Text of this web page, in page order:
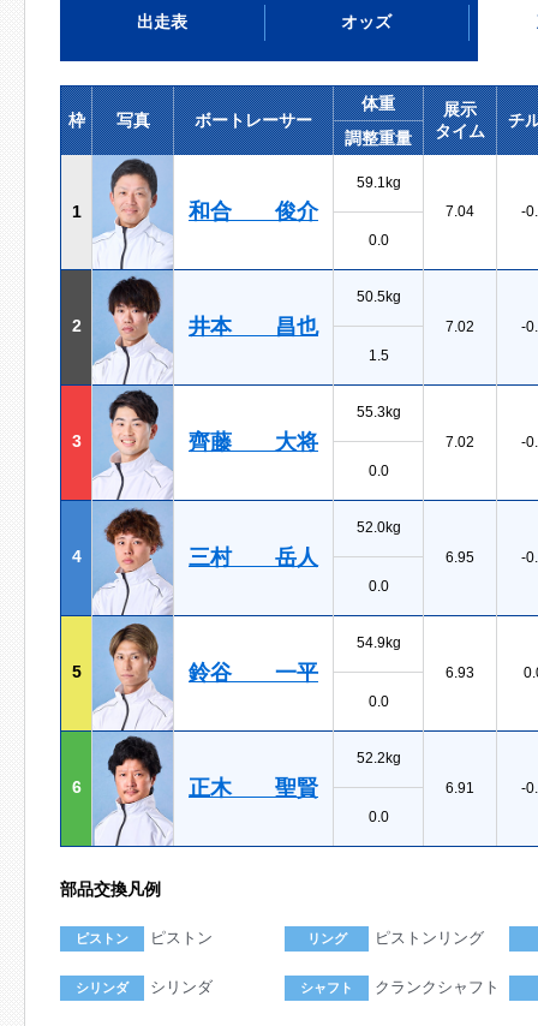
出走表 オッズ
枠 写真 ボートレーサー
体重
展示
タイム
チ
調整重量
1 和合 俊介
59.1kg
7.04
-
0.0
2 井本 昌也
50.5kg
7.02
-
1.5
3 齊藤 大将
55.3kg
7.02
-
0.0
4 三村 岳人
52.0kg
6.95
-
0.0
5 鈴谷 一平
54.9kg
6.93
0.0
6 正木 聖賢
52.2kg
6.91
-
0.0
部品交換凡例
ピストン ピストン リング ピストンリング
シリンダ シリンダ シャフト クランクシャフト